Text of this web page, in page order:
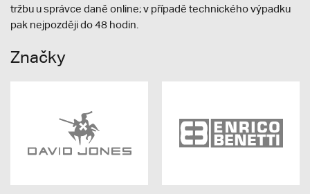
tržbu u správce daně online; v případě technického výpadku
pak nejpozději do 48 hodin.
Značky